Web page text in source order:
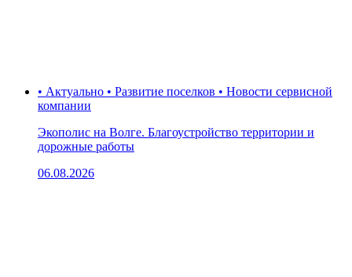
• Актуально • Развитие поселков • Новости сервисной
компании
Экополис на Волге. Благоустройство территории и
дорожные работы
06.08.2026